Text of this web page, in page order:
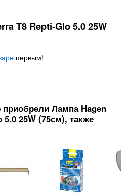
T8 Repti-Glo 5.0 25W
первым!
Лампа Hagen
25W (75см), также